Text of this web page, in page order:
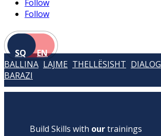
Follow
Follow
SQ EN
BALLINA LAJME THELLËSISHT DIALOG
BARAZI
Build Skills with ourtrainings